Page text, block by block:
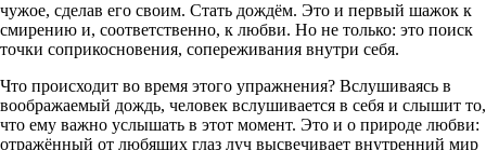
чужое, сделав его своим. Стать дождём. Это и первый шажок к
смирению и, соответственно, к любви. Но не только: это поиск
точки соприкосновения, сопереживания внутри себя.
Что происходит во время этого упражнения? Вслушиваясь в
воображаемый дождь, человек вслушивается в себя и слышит то,
что ему важно услышать в этот момент. Это и о природе любви:
отражённый от любящих глаз луч высвечивает внутренний мир